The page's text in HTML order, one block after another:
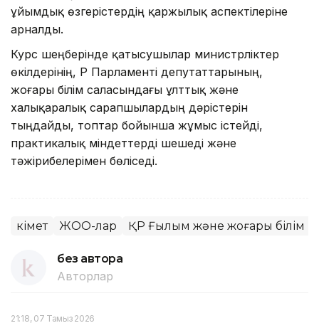
ұйымдық өзгерістердің қаржылық аспектілеріне
арналды.
Курс шеңберінде қатысушылар министрліктер
өкілдерінің, ҚР Парламенті депутаттарының,
жоғары білім саласындағы ұлттық және
халықаралық сарапшылардың дәрістерін
тыңдайды, топтар бойынша жұмыс істейді,
практикалық міндеттерді шешеді және
тәжірибелерімен бөліседі.
Үкімет ЖОО-лар ҚР Ғылым және жоғары білім
без автора
Авторлар
21:18, 07 Тамыз 2026